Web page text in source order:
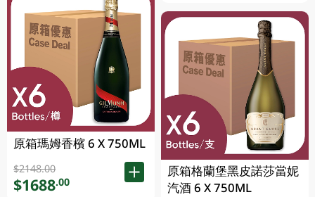
原箱瑪姆香檳 6 X 750ML
$2148.00
$1688.00
原箱格蘭堡黑皮諾莎當妮
汽酒 6 X 750ML